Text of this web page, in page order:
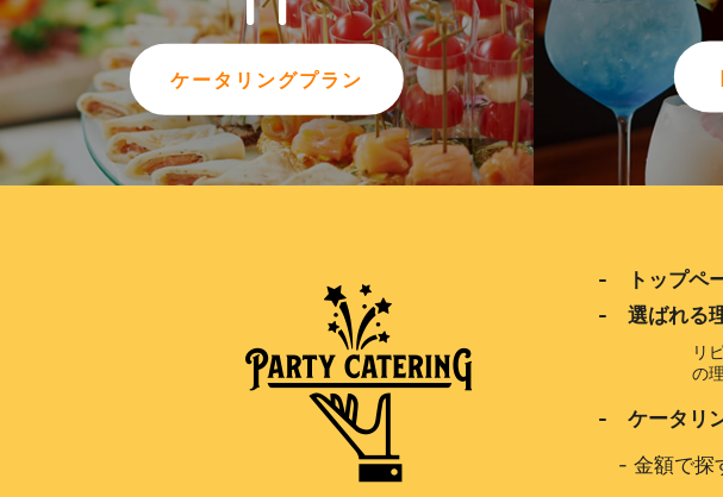
ケータリングプラン
- トップペ
- 選ばれる
リ
の
- ケータリ
- 金額で探